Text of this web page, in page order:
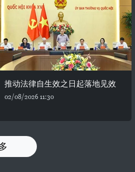
推动法律自生效之日起落地见效
02/08/2026 11:30